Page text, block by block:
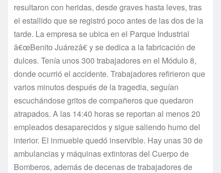
resultaron con heridas, desde graves hasta leves, tras
el estallido que se registró poco antes de las dos de la
tarde. La empresa se ubica en el Parque Industrial
â€œBenito Juárezâ€ y se dedica a la fabricación de
dulces. Tení­a unos 300 trabajadores en el Módulo 8,
donde ocurrió el accidente. Trabajadores refirieron que
varios minutos después de la tragedia, seguí­an
escuchándose gritos de compañeros que quedaron
atrapados. A las 14:40 horas se reportan al menos 20
empleados desaparecidos y sigue saliendo humo del
interior. El inmueble quedó inservible. Hay unas 30 de
ambulancias y máquinas extintoras del Cuerpo de
Bomberos, además de decenas de trabajadores de